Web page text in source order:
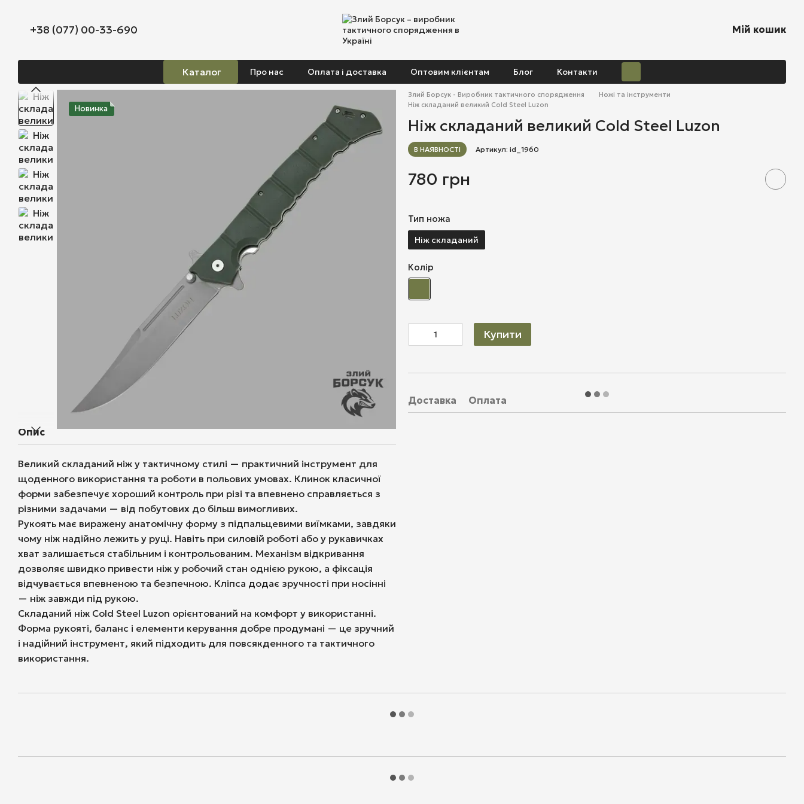
+38 (077) 00-33-690 Мій кошик
Каталог Про нас Оплата і доставка Оптовим клієнтам Блог Контакти
Новинка
Опис
Великий складаний ніж у тактичному стилі — практичний інструмент для
щоденного використання та роботи в польових умовах. Клинок класичної
форми забезпечує хороший контроль при різі та впевнено справляється з
різними задачами — від побутових до більш вимогливих.
Рукоять має виражену анатомічну форму з підпальцевими виїмками, завдяки
чому ніж надійно лежить у руці. Навіть при силовій роботі або у рукавичках
хват залишається стабільним і контрольованим. Механізм відкривання
дозволяє швидко привести ніж у робочий стан однією рукою, а фіксація
відчувається впевненою та безпечною. Кліпса додає зручності при носінні
— ніж завжди під рукою.
Складаний ніж Cold Steel Luzon орієнтований на комфорт у використанні.
Форма рукояті, баланс і елементи керування добре продумані — це зручний
і надійний інструмент, який підходить для повсякденного та тактичного
використання.
Злий Борсук - Виробник тактичного спорядження
Ножі та інструменти
Ніж складаний великий Cold Steel Luzon
Ніж складаний великий Cold Steel Luzon
В НАЯВНОСТІ Артикул: id_1960
780 грн
Тип ножа
Ніж складаний
Колір
Купити
Доставка Оплата